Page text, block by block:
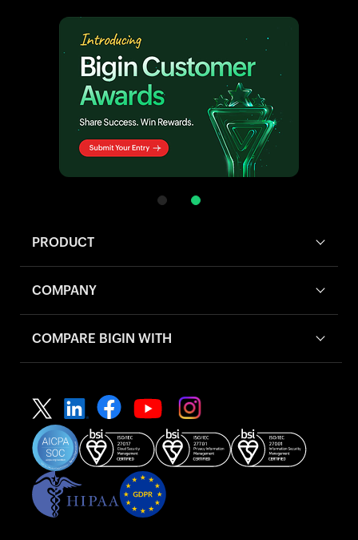
PRODUCT
COMPANY
COMPARE BIGIN WITH